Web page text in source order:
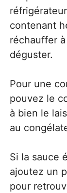
contenant
réchauffer
déguster.
Pour une
pouvez le
à bien le
au
Si la sauce
ajoutez un
pour